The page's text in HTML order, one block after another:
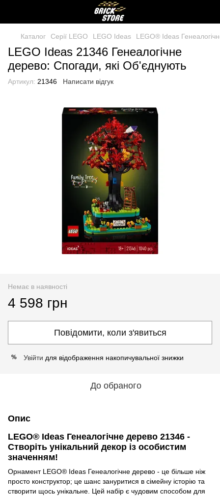
Каталог Серії LEGO LEGO Ideas LEGO® Ideas
LEGO Ideas 21346 Генеалогічне
дерево: Спогади, які Об'єднують
Артикул: 21346 Написати відгук
Немає в наявності
4 598 грн
Повідомити, коли з'явиться
% Увійти для відображення накопичувальної знижки
До обраного
Опис
LEGO® Ideas Генеалогічне дерево 21346 -
Створіть унікальний декор із особистим
значенням!
Орнамент LEGO® Ideas Генеалогічне дерево - це більше ніж
просто конструктор; це шанс зануритися в сімейну історію та
створити щось унікальне. Цей набір є чудовим способом для